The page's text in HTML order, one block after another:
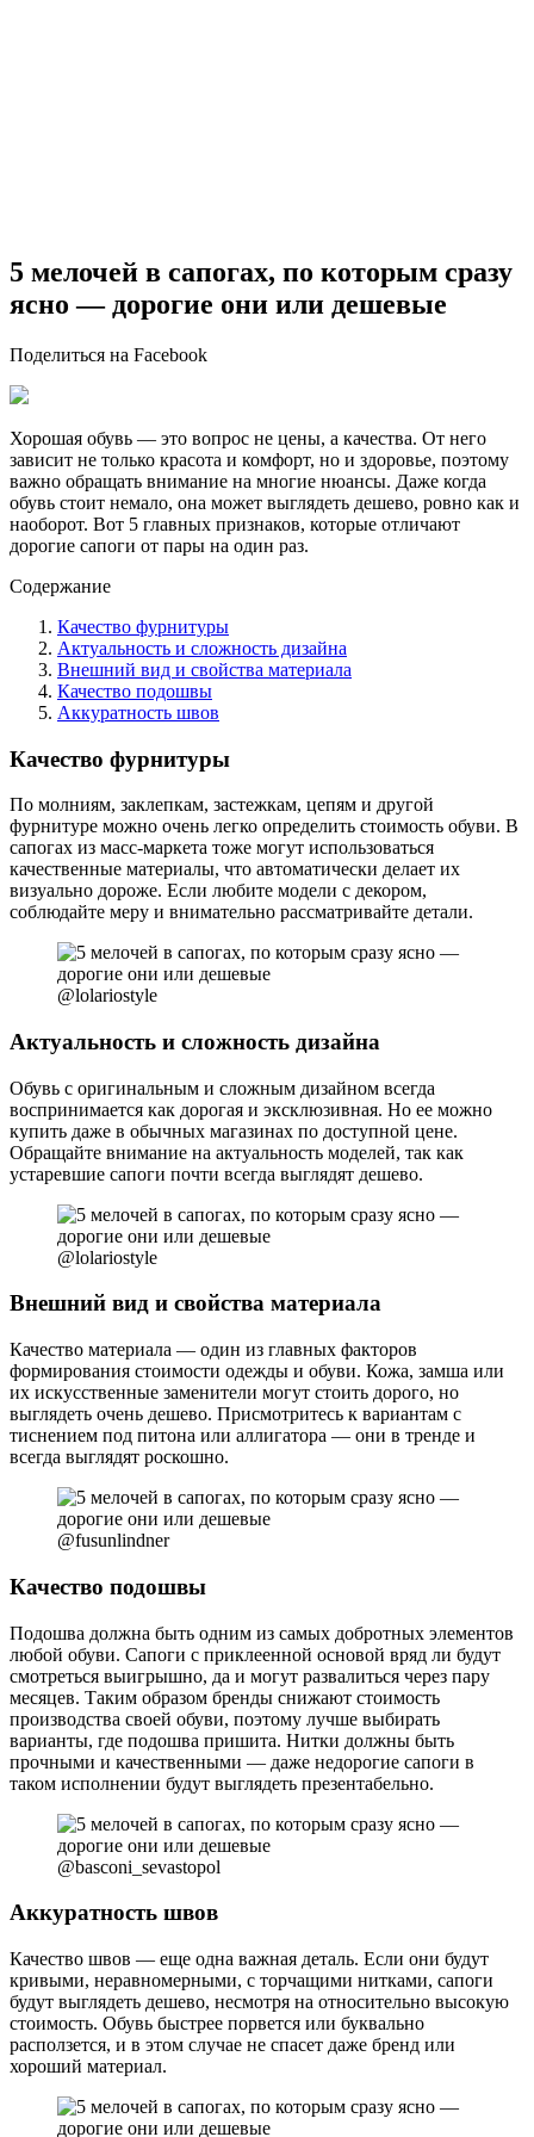
5 мелочей в сапогах, по которым сразу
ясно — дорогие они или дешевые
Поделиться на Facebook
Хорошая обувь — это вопрос не цены, а качества. От него
зависит не только красота и комфорт, но и здоровье, поэтому
важно обращать внимание на многие нюансы. Даже когда
обувь стоит немало, она может выглядеть дешево, ровно как и
наоборот. Вот 5 главных признаков, которые отличают
дорогие сапоги от пары на один раз.
Содержание
Качество фурнитуры
Актуальность и сложность дизайна
Внешний вид и свойства материала
Качество подошвы
Аккуратность швов
Качество фурнитуры
По молниям, заклепкам, застежкам, цепям и другой
фурнитуре можно очень легко определить стоимость обуви. В
сапогах из масс-маркета тоже могут использоваться
качественные материалы, что автоматически делает их
визуально дороже. Если любите модели с декором,
соблюдайте меру и внимательно рассматривайте детали.
@lolariostyle
Актуальность и сложность дизайна
Обувь с оригинальным и сложным дизайном всегда
воспринимается как дорогая и эксклюзивная. Но ее можно
купить даже в обычных магазинах по доступной цене.
Обращайте внимание на актуальность моделей, так как
устаревшие сапоги почти всегда выглядят дешево.
@lolariostyle
Внешний вид и свойства материала
Качество материала — один из главных факторов
формирования стоимости одежды и обуви. Кожа, замша или
их искусственные заменители могут стоить дорого, но
выглядеть очень дешево. Присмотритесь к вариантам с
тиснением под питона или аллигатора — они в тренде и
всегда выглядят роскошно.
@fusunlindner
Качество подошвы
Подошва должна быть одним из самых добротных элементов
любой обуви. Сапоги с приклеенной основой вряд ли будут
смотреться выигрышно, да и могут развалиться через пару
месяцев. Таким образом бренды снижают стоимость
производства своей обуви, поэтому лучше выбирать
варианты, где подошва пришита. Нитки должны быть
прочными и качественными — даже недорогие сапоги в
таком исполнении будут выглядеть презентабельно.
@basconi_sevastopol
Аккуратность швов
Качество швов — еще одна важная деталь. Если они будут
кривыми, неравномерными, с торчащими нитками, сапоги
будут выглядеть дешево, несмотря на относительно высокую
стоимость. Обувь быстрее порвется или буквально
расползется, и в этом случае не спасет даже бренд или
хороший материал.